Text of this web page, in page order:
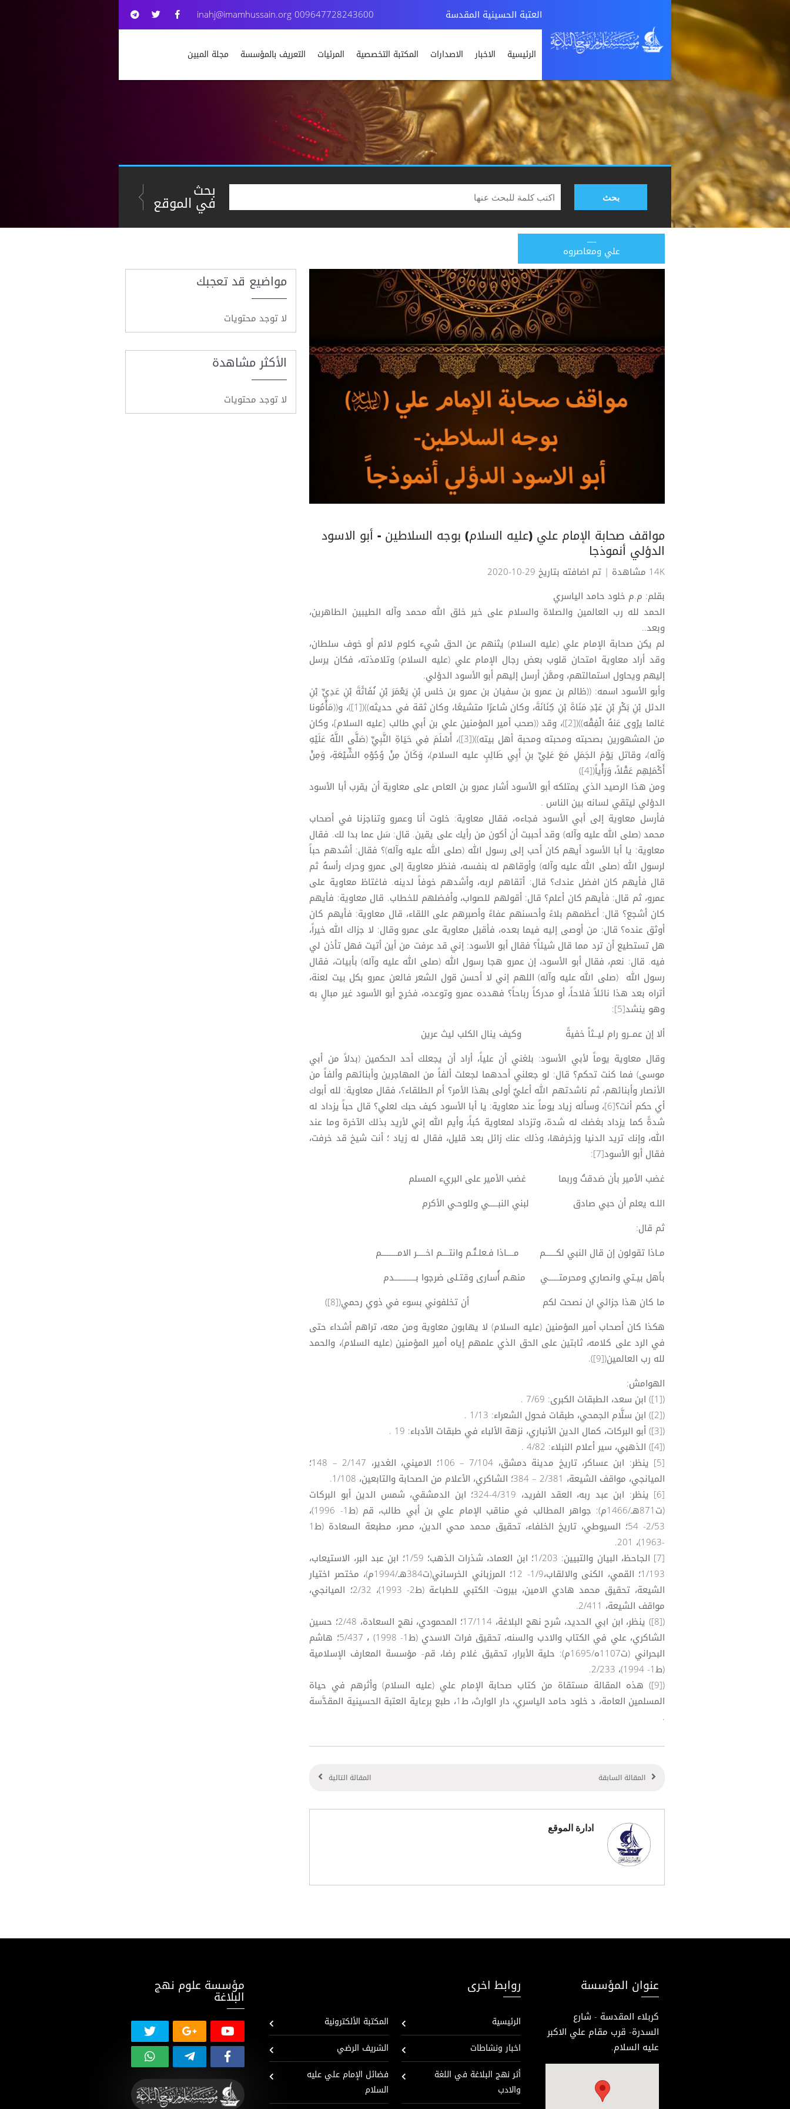
العتبة الحسينية المقدسة 009647728243600
inahj@imamhussain.org
الرئيسية الاخبار الاصدارات المكتبة التخصصية المرئيات التعريف بالمؤسسة مجلة المبين
بحث بحث
في الموقع
علي ومعاصروه
مواقف صحابة الإمام علي (عليه السلام) بوجه السلاطين - أبو الاسود
الدؤلي أنموذجا
14K مشاهدة
| تم اضافته بتاريخ 29-10-2020
بقلم: م.م خلود حامد الياسري
الحمد لله رب العالمين والصلاة والسلام على خير خلق الله محمد وآله الطيبين الطاهرين،
وبعد..
لم يكن صحابة الإمام علي (عليه السلام) يثنهم عن الحق شيء كلوم لائم أو خوف سلطان،
وقد أراد معاوية امتحان قلوب بعض رجال الإمام علي (عليه السلام) وتلامذته، فكان يرسل
إليهم ويحاول استمالتهم، وممَّن أرسل إليهم أبو الأسود الدؤلي.
وأبو الأسود اسمه: ((ظالم بن عمرو بن سفيان بن عمرو بن خلس بْنِ يَعْمَرَ بْنِ نُفَاثَةَ بْنِ عَدِيِّ بْنِ
الدئل بْنِ بَكْرِ بْنِ عَبْدِ مَنَاةَ بْنِ كِنَانَةَ، وكان شاعرًا متشيعًا، وكان ثقة في حديثه))([1])، و((مَأْمُونا
عَالما يرْوى عَنهُ الْفِقْه))([2])، وقد ((صحب أمير المؤمنين علي بن أبي طالب [عليه السلام]، وكان
من المشهورين بصحبته ومحبته ومحبة أهل بيته))([3])، أَسْلَمَ فِي حَيَاةِ النَّبِيِّ (صَلَّى اللَّهُ عَلَيْهِ
وَآله)، وقاتل يَوْمَ الجَمَلِ مَعَ عَلِيِّ بنِ أَبِي طَالِبٍ عليه السلام)، وَكَانَ مِنْ وُجُوْهِ الشِّيْعَةِ، وَمِنْ
أَكْمَلِهِم عَقْلاً، وَرَأْياً([4])
ومن هذا الرصيد الذي يمتلكه أبو الأسود أشار عمرو بن العاص على معاوية أن يقرب أبا الأسود
الدؤلي ليتقي لسانه بين الناس .
فأرسل معاوية إلى أبي الأسود فجاءه، فقال معاوية: خلوت أنا وعمرو وتناجزنا في أصحاب
محمد (صلى الله عليه وآله) وقد أحببت أن أكون من رأيك على يقين. قال: سَل عما بدا لك. فقال
معاوية: يا أبا الأسود أيهم كان أحب إلى رسول الله (صلى الله عليه وآله)؟ فقال: أشدهم حباً
لرسول الله (صلى الله عليه وآله) وأوقاهم له بنفسه، فنظر معاوية إلى عمرو وحرك رأسهُ ثم
قال فأيهم كان افضل عندك؟ قال: أتقاهم لربه، وأشدهم خوفاً لدينه. فاغتاظ معاوية على
عمرو، ثم قال: فأيهم كان أعلم؟ قال: أقولهم للصواب، وأفضلهم للخطاب. قال معاوية: فأيهم
كان أشجع؟ قال: أعظمهم بلاءً وأحسنهم عفاءً وأصبرهم على اللقاء، قال معاوية: فأيهم كان
أوثق عنده؟ قال: من أوصى إليه فيما بعده، فأقبل معاوية على عمرو وقال: لا جزاك الله خيراً،
هل تستطيع أن ترد مما قال شيئاً؟ فقال أبو الأسود: إني قد عرفت من أين أتيت فهل تأذن لي
فيه. قال: نعم، فقال أبو الأسود، إن عمرو هجا رسول الله (صلى الله عليه وآله) بأبيات، فقال
رسول الله (صلى الله عليه وآله) اللهم إني لا أحسن قول الشعر فالعن عمرو بكل بيت لعنة،
أتراه بعد هذا نائلاً فلاحاً، أو مدركاً رباحاً؟ فهدده عمرو وتوعده، فخرج أبو الأسود غير مبالٍ به
وهو ينشد[5]:
ألا إن عمــرو رام ليــثاً خفيةً وكيف ينال الكلب ليث عرين
وقال معاوية يوماً لأبي الأسود: بلغني أن علياً، أراد أن يجعلك أحد الحكمين (بدلاً من أبي
موسى) فما كنت تحكم؟ قال: لو جعلني أحدهما لجعلت ألفاً من المهاجرين وأبنائهم وألفاً من
الأنصار وأبنائهم، ثم ناشدتهم الله أعليٌ أولى بهذا الأمر؟ أم الطلقاء؟، فقال معاوية: لله أبوك
أي حكم أنت؟[6]، وسأله زياد يوماً عند معاوية: يا أبا الأسود كيف حبك لعلي؟ قال حباً يزداد له
شدةً كما يزداد بغضك له شدة، وتزداد لمعاوية حُباً، وأيم الله إني لأريد بذلك الآخرة وما عند
الله، وإنك تريد الدنيا وزخرفها، وذلك عنك زائل بعد قليل، فقال له زياد ؛ أنت شيخ قد خرفت،
فقال أبو الأسود[7]:
غضب الأمير بأن صَدقتُ وربما غضب الأمير على البريء المسلم
اللـه يعلم أن حبي صادق لبني النبـــــي وللوحـي الأكرم
ثم قال:
مـاذا تقولون إن قال النبي لكــــــم مــــاذا فـعلـتُـم وانتــــم اخـــــر الامـــــــــم
بأهل بيـتي وانصاري ومحرمتــــــي منهـم أُسارى وقتـلى ضرجوا بــــــــــــدم
ما كان هذا جزائي ان نصحت لكم أن تخلفوني بسوء في ذوي رحمي([8])
هكذا كان أصحاب أمير المؤمنين (عليه السلام) لا يهابون معاوية ومن معه، تراهم أشداء حتى
في الرد على كلامه، ثابتين على الحق الذي علمهم إياه أمير المؤمنين (عليه السلام)، والحمد
لله رب العالمين([9]).
الهوامش:
([1]) ابن سعد، الطبقات الكبرى: 7/69 .
([2]) ابن سلَّام الجمحي، طبقات فحول الشعراء: 1/13 .
([3]) أبو البركات، كمال الدين الأنباري، نزهة الألباء في طبقات الأدباء: 19 .
([4]) الذهبي، سير أعلام النبلاء: 4/82 .
[5] ينظر: ابن عساكر، تاريخ مدينة دمشق، 7/104 – 106؛ الاميني، الغدير، 2/147 – 148؛
الميانجي، مواقف الشيعة، 2/381 – 384؛ الشاكري، الأعلام من الصحابة والتابعين، 1/108.
[6] ينظر: ابن عبد ربه، العقد الفريد، 4/319-324؛ ابن الدمشقي، شمس الدين أبو البركات
(ت871هـ/1466م): جواهر المطالب في مناقب الإمام علي بن أبي طالب، قم (ط1- 1996)،
2/53- 54؛ السيوطي، تاريخ الخلفاء، تحقيق محمد محي الدين، مصر، مطبعة السعادة (ط1
-1963)، 201.
[7] الجاحظ، البيان والتبيين: 1/203؛ ابن العماد، شذرات الذهب؛ 1/59؛ ابن عبد البر، الاستيعاب،
1/193؛ القمي، الكنى والالقاب،1/9- 12؛ المرزباني الخرساني(ت384هـ/1994م)، مختصر اختيار
الشيعة، تحقيق محمد هادي الامين، بيروت- الكتبي للطباعة (ط2- 1993)، 2/32؛ الميانجي،
مواقف الشيعة، 2/411.
([8]) ينظر، ابن ابي الحديد، شرح نهج البلاغة، 17/114؛ المحمودي، نهج السعادة، 2/48؛ حسين
الشاكري، علي في الكتاب والادب والسنه، تحقيق فرات الاسدي (ط1- 1998) ، 5/437؛ هاشم
البحراني (ت1107ه/1695م): حلية الأبرار، تحقيق غلام رضا، قم- مؤسسة المعارف الإسلامية
(ط1- 1994)، 2/233.
([9]) هذه المقالة مستقاة من كتاب صحابة الإمام علي (عليه السلام) وأثرهم في حياة
المسلمين العامة، د خلود حامد الياسري، دار الوارث، ط1، طبع برعاية العتبة الحسينية المقدَّسة
.
المقالة السابقة المقالة التالية
ادارة الموقع
مواضيع قد تعجبك
لا توجد محتويات
الأكثر مشاهدة
لا توجد محتويات
عنوان المؤسسة
كربلاء المقدسة - شارع
السدرة- قرب مقام علي الاكبر
عليه السلام.
روابط اخرى
الرئيسية
اخبار ونشاطات
أثر نهج البلاغة في اللغة
والادب
المكتبة الألكترونية
الشريف الرضي
فضائل الإمام علي عليه
السلام
مؤسسة علوم نهج
البلاغة